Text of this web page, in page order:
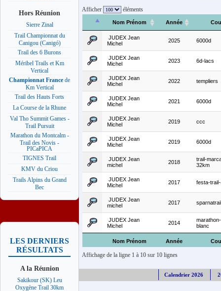
Hors Réunion
Sierre Zinal
Trail Championnat du
Canigou (Canigó)
Trail des 6 Burons
Méribel Trails et Km
Vertical
Championnat France de
Km Vertical
Trail des Hauts Forts
La Course de la Rhune
Val Tho Summit Games -
Trail Pursuit
Marathon du Montcalm -
Trail des Novis -
PICaPICA
TIGNES Trail
KMV du Criou
Trails Alpins du Grand
Bec
LES DERNIERS
RÉSULTATS
A la Réunion
Sakikour (SK) Leu
Oxygène Trail 30km
Afficher éléments
Nom Prénom Année
Nom Prénom Année
JUDEX Jean
Michel
2025 6000d
JUDEX Jean
Michel
2023 6d-lacs
JUDEX Jean
Michel
2022 templiers
JUDEX Jean
Michel
2021 6000d
JUDEX Jean
Michel
2019 ccc
JUDEX Jean
Michel
2019 6000d
JUDEX Jean
michel
2018
trail-
32km
JUDEX Jean
Michel
2017 festa-
JUDEX Jean
michel
2017 sparnatrail
JUDEX Jean
Michel
2014
blanc
Affichage de la ligne 1 à 10 sur 10 lignes
Calendrier 2026